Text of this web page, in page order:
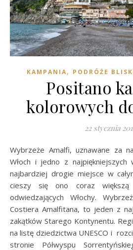
KAMPANIA, PODRÓŻE
Positano
kolorowych
22 stycznia
Wybrzeże Amalfi, uznawane za najpiękniejsze wybrzeże
Włoch i jedno z
najbardziej drogie miejsce w
cieszy się ono coraz większą
odwiedzających Włochy.
Costiera Amalfitana, to jeden z
zakątków Starego Kontynentu.
na listę dziedzictwa UNESCO i
stronie Półwyspu